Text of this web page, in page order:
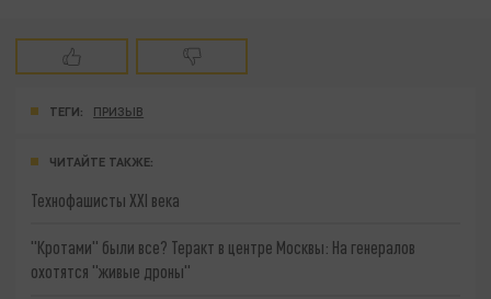
ТЕГИ: ПРИЗЫВ
ЧИТАЙТЕ ТАКЖЕ:
Технофашисты XXI века
"Кротами" были все? Теракт в центре Москвы: На генералов
охотятся "живые дроны"